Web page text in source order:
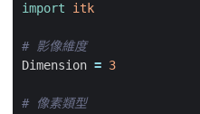
import itk
# 影像維度
Dimension = 3
# 像素類型